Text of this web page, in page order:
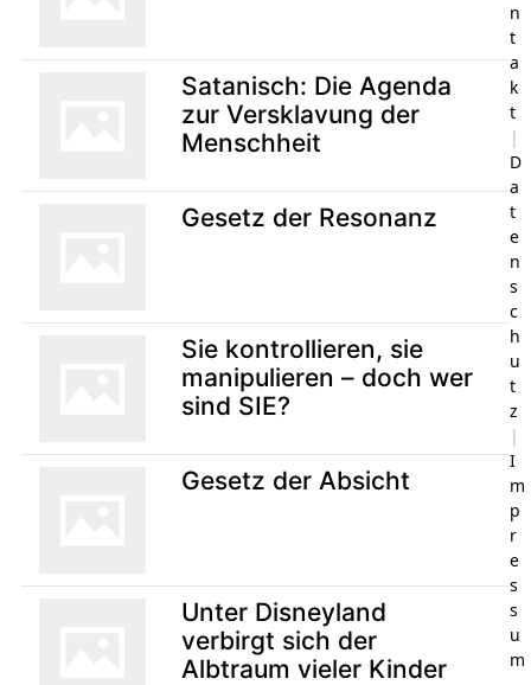
Satanisch: Die Agenda
zur Versklavung der
Menschheit
Gesetz der Resonanz
Sie kontrollieren, sie
manipulieren – doch wer
sind SIE?
Gesetz der Absicht
Unter Disneyland
verbirgt sich der
Albtraum vieler Kinder
n
t
a
k
t
|
D
a
t
e
n
s
c
h
u
t
z
|
I
m
p
r
e
s
s
u
m